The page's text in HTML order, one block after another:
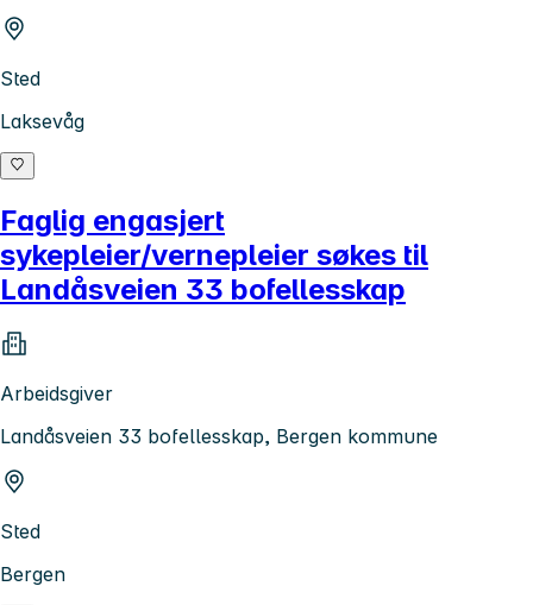
Sted
Laksevåg
Faglig engasjert
sykepleier/vernepleier søkes til
Landåsveien 33 bofellesskap
Arbeidsgiver
Landåsveien 33 bofellesskap, Bergen kommune
Sted
Bergen